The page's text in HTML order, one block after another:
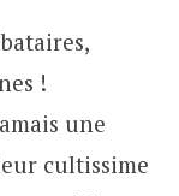
!
une
cultissime